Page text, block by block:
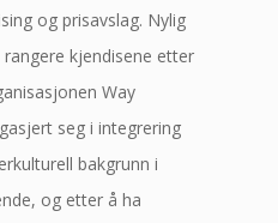
og prisavslag. Nylig
kjendisene etter
Way
seg i integrering
bakgrunn i
og etter å ha